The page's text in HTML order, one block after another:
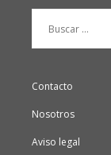
Contacto
Nosotros
Aviso legal